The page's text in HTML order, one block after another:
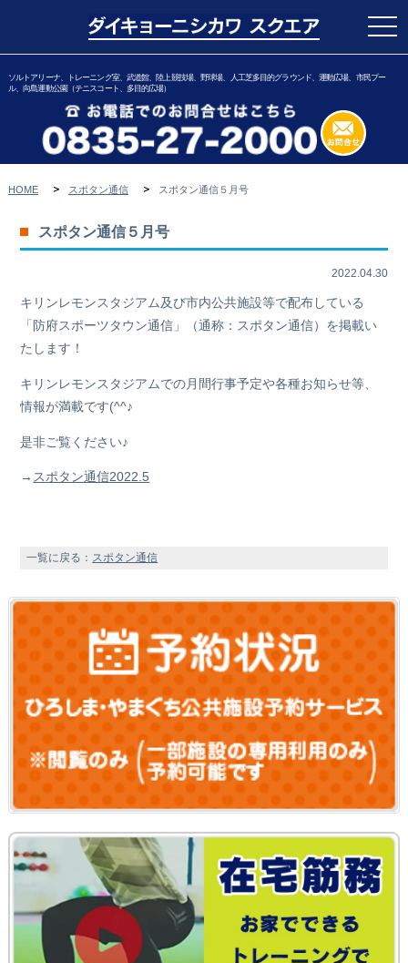
ソルトアリーナ、トレーニング室、武道館、陸上競技場、野球場、人工芝多目的グラウンド、運動広場、市民プー
ル、向島運動公園（テニスコート、多目的広場）
HOME スポタン通信 スポタン通信５月号
スポタン通信５月号
2022.04.30
キリンレモンスタジアム及び市内公共施設等で配布している
「防府スポーツタウン通信」（通称：スポタン通信）を掲載い
たします！
キリンレモンスタジアムでの月間行事予定や各種お知らせ等、
情報が満載です(^^♪
是非ご覧ください♪
→ スポタン通信2022.5
一覧に戻る： スポタン通信